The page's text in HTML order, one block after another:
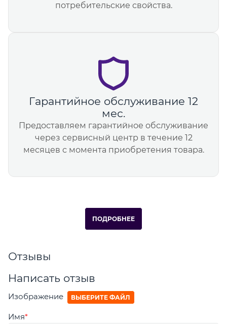
потребительские свойства.
Гарантийное обслуживание 12
мес.
Предоставляем гарантийное обслуживание
через сервисный центр в течение 12
месяцев с момента приобретения товара.
ПОДРОБНЕЕ
Отзывы
Написать отзыв
Изображение ВЫБЕРИТЕ ФАЙЛ
Имя